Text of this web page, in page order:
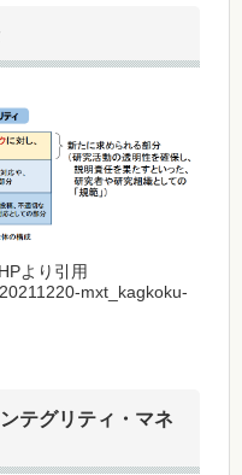
より引用
mxt_kagkoku-
テグリティ・マネ